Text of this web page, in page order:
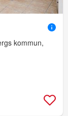
kommun,